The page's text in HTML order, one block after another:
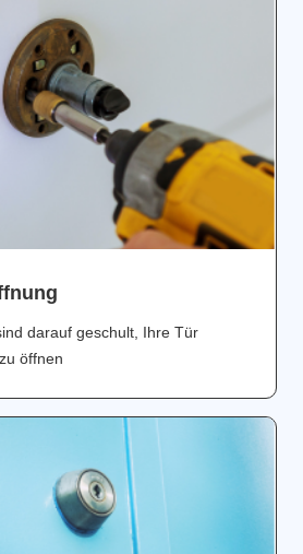
darauf geschult, Ihre Tür
öffnen